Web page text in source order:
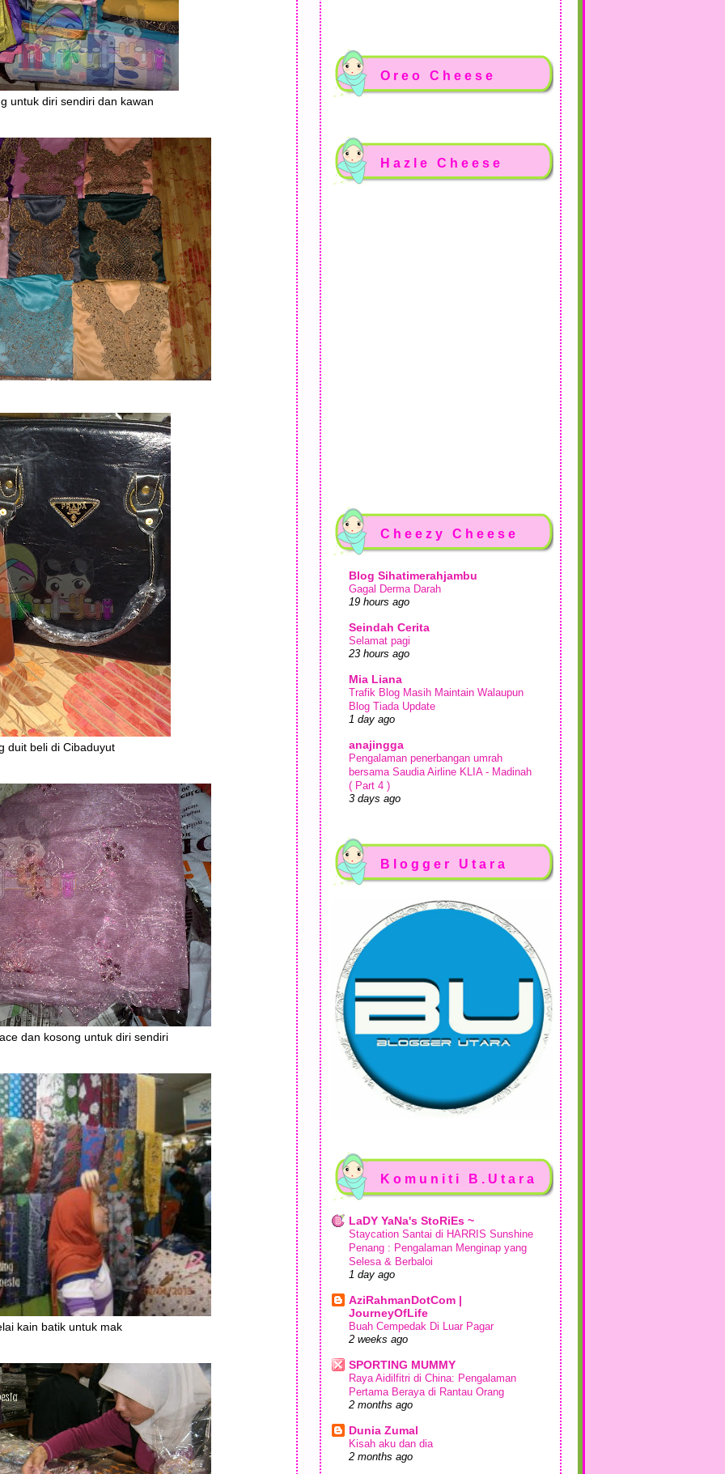
untuk diri sendiri dan kawan
duit beli di Cibaduyut
dan kosong untuk diri sendiri
kain batik untuk mak
Oreo Cheese
Hazle Cheese
Cheezy Cheese
Blog Sihatimerahjambu
Gagal Derma Darah
19 hours ago
Seindah Cerita
Selamat pagi
23 hours ago
Mia Liana
Trafik Blog Masih Maintain Walaupun
Blog Tiada Update
1 day ago
anajingga
Pengalaman penerbangan umrah
bersama Saudia Airline KLIA - Madinah
( Part 4 )
3 days ago
Makan Makan di Comma Bakes Desaru
Kota Tinggi
1 week agoBlogger Utara
Komuniti B.Utara
LaDY YaNa's StoRiEs ~
Staycation Santai di HARRIS Sunshine
Penang : Pengalaman Menginap yang
Selesa & Berbaloi
1 day ago
AziRahmanDotCom |
JourneyOfLife
Buah Cempedak Di Luar Pagar
2 weeks ago
SPORTING MUMMY
Raya Aidilfitri di China: Pengalaman
Pertama Beraya di Rantau Orang
2 months ago
Dunia Zumal
Kisah aku dan dia
2 months ago